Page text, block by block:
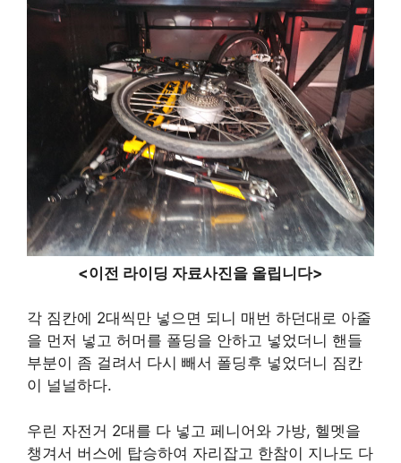
<이전 라이딩 자료사진을 올립니다>
각 짐칸에 2대씩만 넣으면 되니 매번 하던대로 아줄
을 먼저 넣고 허머를 폴딩을 안하고 넣었더니 핸들
부분이 좀 걸려서 다시 빼서 폴딩후 넣었더니 짐칸
이 널널하다.
우린 자전거 2대를 다 넣고 페니어와 가방, 헬멧을
챙겨서 버스에 탑승하여 자리잡고 한참이 지나도 다